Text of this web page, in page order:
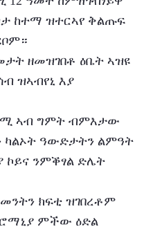
ከተማ ዝተርኣየ ቅልጡፍ
ዝኣብየኒ እያ
ዓውድታትን ልምዓት
ንምቕፃል ድሌት
ምችው ዕድል